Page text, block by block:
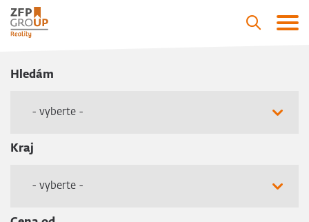
Hledám
- vyberte -
Kraj
- vyberte -